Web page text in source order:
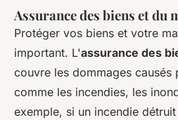
Assurance des biens et du
Protéger vos biens et votre
important. L'assurance des
couvre les dommages causés
comme les incendies, les
exemple, si un incendie